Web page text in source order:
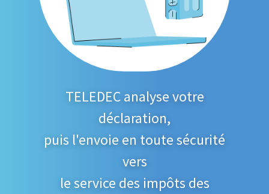
TELEDEC analyse votre
déclaration,
puis l'envoie en toute sécurité
vers
le service des impôts des